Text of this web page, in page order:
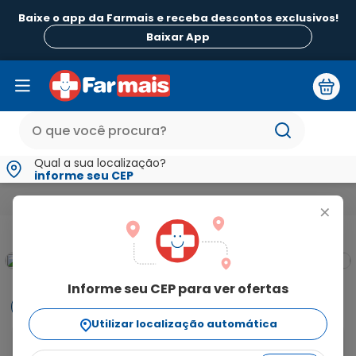
Baixe o app da Farmais e receba descontos exclusivos!
Baixar App
Qual a sua localização?
informe seu CEP
+
Informe seu CEP para ver ofertas
Utilizar localização automática
Informações
Para o que é indicado?